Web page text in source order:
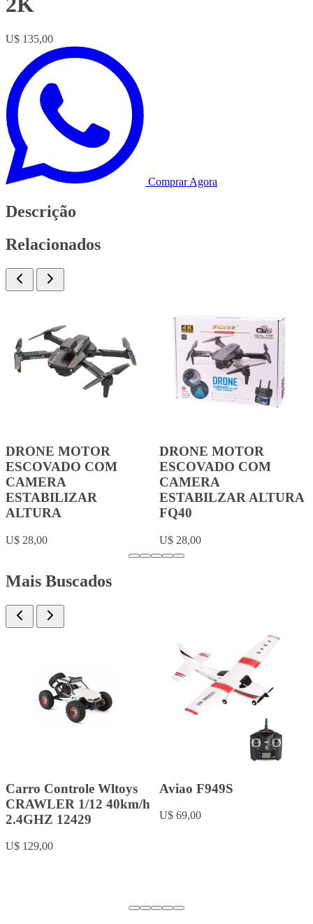
U$ 135,00
Comprar Agora
Descrição
Relacionados
DRONE MOTOR
ESCOVADO COM
CAMERA
ESTABILIZAR
ALTURA
U$ 28,00
DRONE MOTOR
ESCOVADO COM
CAMERA
ESTABILZAR ALTURA
FQ40
U$ 28,00
Mais Buscados
Carro Controle Wltoys
CRAWLER 1/12 40km/h
2.4GHZ 12429
U$ 129,00
Aviao F949S
U$ 69,00